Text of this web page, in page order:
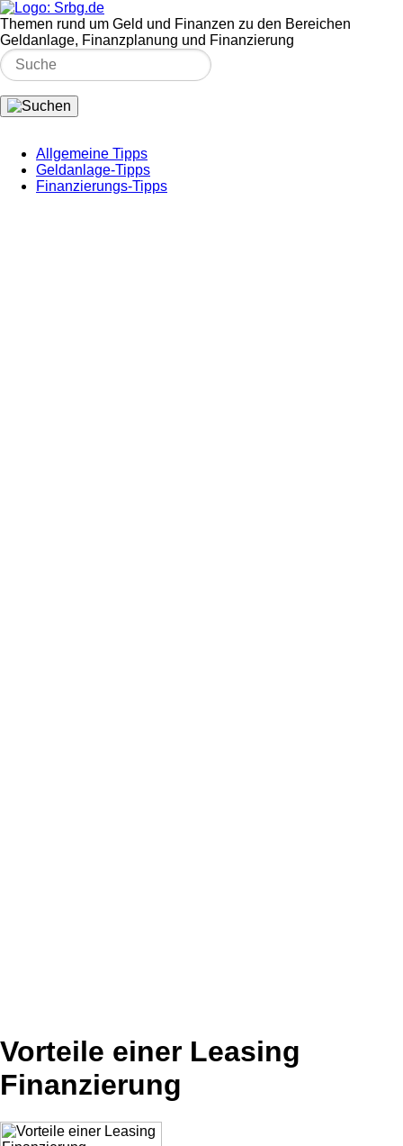
Themen rund um Geld und Finanzen zu den Bereichen
Geldanlage, Finanzplanung und Finanzierung
Allgemeine Tipps
Geldanlage-Tipps
Finanzierungs-Tipps
Vorteile einer Leasing
Finanzierung